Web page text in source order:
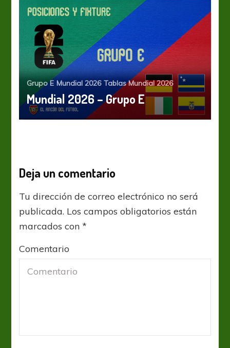
Grupo E Mundial 2026 Tablas Mundial 2026
Mundial 2026 – Grupo E
Deja un comentario
Tu dirección de correo electrónico no será
publicada. Los campos obligatorios están
marcados con*
Comentario